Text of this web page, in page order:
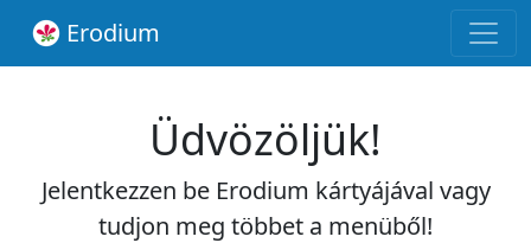
Erodium
Üdvözöljük!
Jelentkezzen be Erodium kártyájával vagy
tudjon meg többet a menüből!